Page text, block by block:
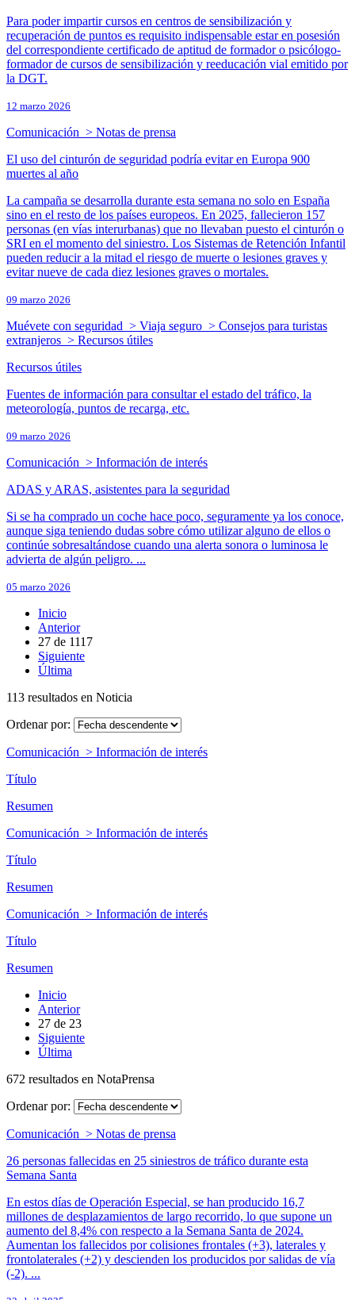
Para poder impartir cursos en centros de sensibilización y
recuperación de puntos es requisito indispensable estar en posesión
del correspondiente certificado de aptitud de formador o psicólogo-
formador de cursos de sensibilización y reeducación vial emitido por
la DGT.
12 marzo 2026
Comunicación > Notas de prensa
El uso del cinturón de seguridad podría evitar en Europa 900
muertes al año
La campaña se desarrolla durante esta semana no solo en España
sino en el resto de los países europeos. En 2025, fallecieron 157
personas (en vías interurbanas) que no llevaban puesto el cinturón o
SRI en el momento del siniestro. Los Sistemas de Retención Infantil
pueden reducir a la mitad el riesgo de muerte o lesiones graves y
evitar nueve de cada diez lesiones graves o mortales.
09 marzo 2026
Muévete con seguridad > Viaja seguro > Consejos para turistas
extranjeros > Recursos útiles
Recursos útiles
Fuentes de información para consultar el estado del tráfico, la
meteorología, puntos de recarga, etc.
09 marzo 2026
Comunicación > Información de interés
ADAS y ARAS, asistentes para la seguridad
Si se ha comprado un coche hace poco, seguramente ya los conoce,
aunque siga teniendo dudas sobre cómo utilizar alguno de ellos o
continúe sobresaltándose cuando una alerta sonora o luminosa le
advierta de algún peligro. ...
05 marzo 2026
Inicio
Anterior
27 de 1117
Siguiente
Última
113 resultados en Noticia
Ordenar por:
Comunicación > Información de interés
Título
Resumen
Comunicación > Información de interés
Título
Resumen
Comunicación > Información de interés
Título
Resumen
Inicio
Anterior
27 de 23
Siguiente
Última
672 resultados en NotaPrensa
Ordenar por:
Comunicación > Notas de prensa
26 personas fallecidas en 25 siniestros de tráfico durante esta
Semana Santa
En estos días de Operación Especial, se han producido 16,7
millones de desplazamientos de largo recorrido, lo que supone un
aumento del 8,4% con respecto a la Semana Santa de 2024.
Aumentan los fallecidos por colisiones frontales (+3), laterales y
frontolaterales (+2) y descienden los producidos por salidas de vía
(-2). ...